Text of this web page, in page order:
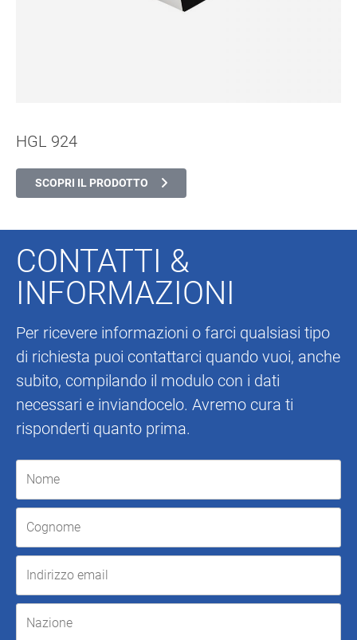
HGL 924
SCOPRI IL PRODOTTO
CONTATTI &
INFORMAZIONI
Per ricevere informazioni o farci qualsiasi tipo
di richiesta puoi contattarci quando vuoi, anche
subito, compilando il modulo con i dati
necessari e inviandocelo. Avremo cura ti
risponderti quanto prima.